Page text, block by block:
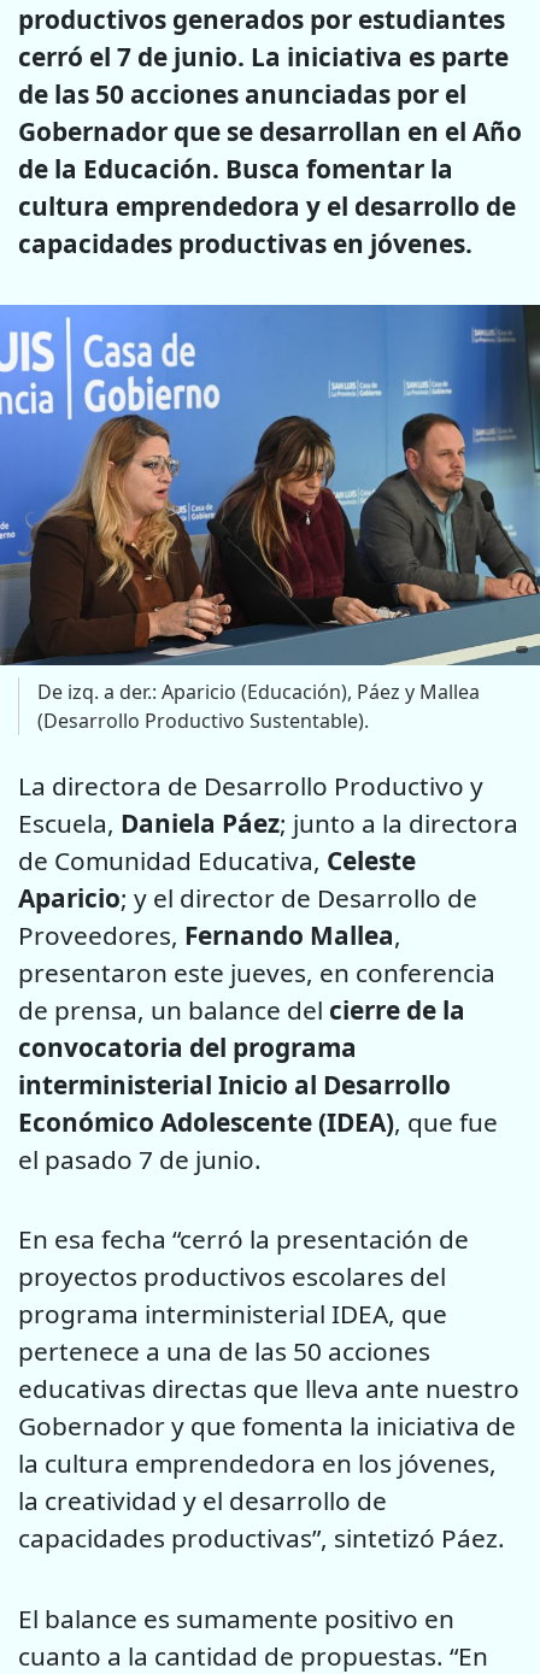
productivos generados por estudiantes
cerró el 7 de junio. La iniciativa es parte
de las 50 acciones anunciadas por el
Gobernador que se desarrollan en el Año
de la Educación. Busca fomentar la
cultura emprendedora y el desarrollo de
capacidades productivas en jóvenes.
De izq. a der.: Aparicio (Educación), Páez y Mallea
(Desarrollo Productivo Sustentable).
La directora de Desarrollo Productivo y
Escuela, Daniela Páez; junto a la directora
de Comunidad Educativa, Celeste
Aparicio; y el director de Desarrollo de
Proveedores, Fernando Mallea,
presentaron este jueves, en conferencia
de prensa, un balance del cierre de la
convocatoria del programa
interministerial Inicio al Desarrollo
Económico Adolescente (IDEA), que fue
el pasado 7 de junio.
En esa fecha “cerró la presentación de
proyectos productivos escolares del
programa interministerial IDEA, que
pertenece a una de las 50 acciones
educativas directas que lleva ante nuestro
Gobernador y que fomenta la iniciativa de
la cultura emprendedora en los jóvenes,
la creatividad y el desarrollo de
capacidades productivas”, sintetizó Páez.
El balance es sumamente positivo en
cuanto a la cantidad de propuestas. “En